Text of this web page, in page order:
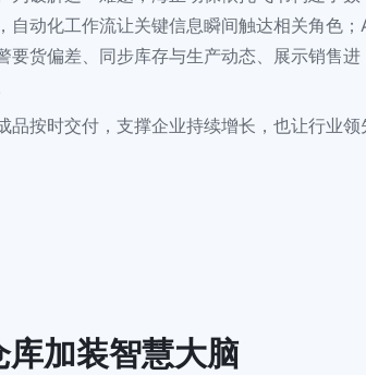
动化工作流让关键信息瞬间触达相关角色；
要货偏差、同步库存与生产动态、展示销售进
按时交付，支撑企业持续增长，也让行业领
加装智慧大脑